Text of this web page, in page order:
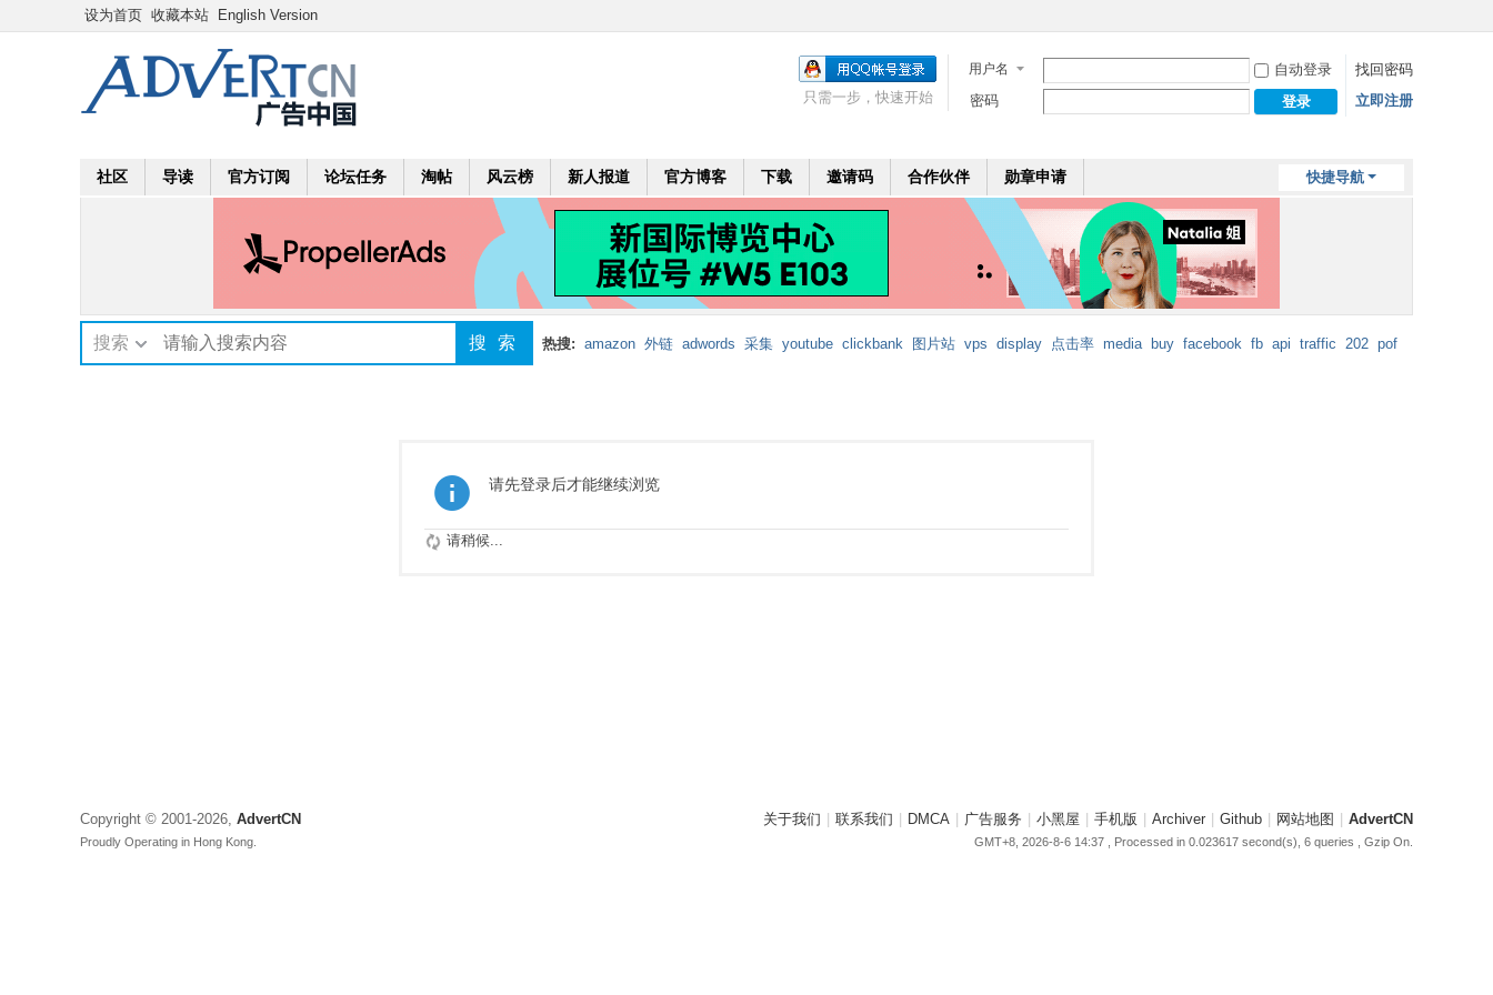
设为首页 收藏本站 English Version
用户名 自动登录
找回密码
密码
登录 立即注册
只需一步，快速开始
快捷导航
社区 导读 官方订阅 论坛任务 淘帖 风云榜 新人报道 官方博客 下载 邀请码 合作伙伴 勋章申请
搜索 搜索 热搜: amazon 外链 adwords 采集 youtube clickbank 图片站 vps display 点击率 media buy facebook fb api traffic 202 pof
请先登录后才能继续浏览
请稍候...
关于我们 联系我们 DMCA 广告服务 小黑屋 手机版 Archiver Github 网站地图 AdvertCN
GMT+8, 2026-8-6 14:37 , Processed in 0.023617 second(s), 6 queries , Gzip On.
Copyright © 2001-2026, AdvertCN
Proudly Operating in Hong Kong.